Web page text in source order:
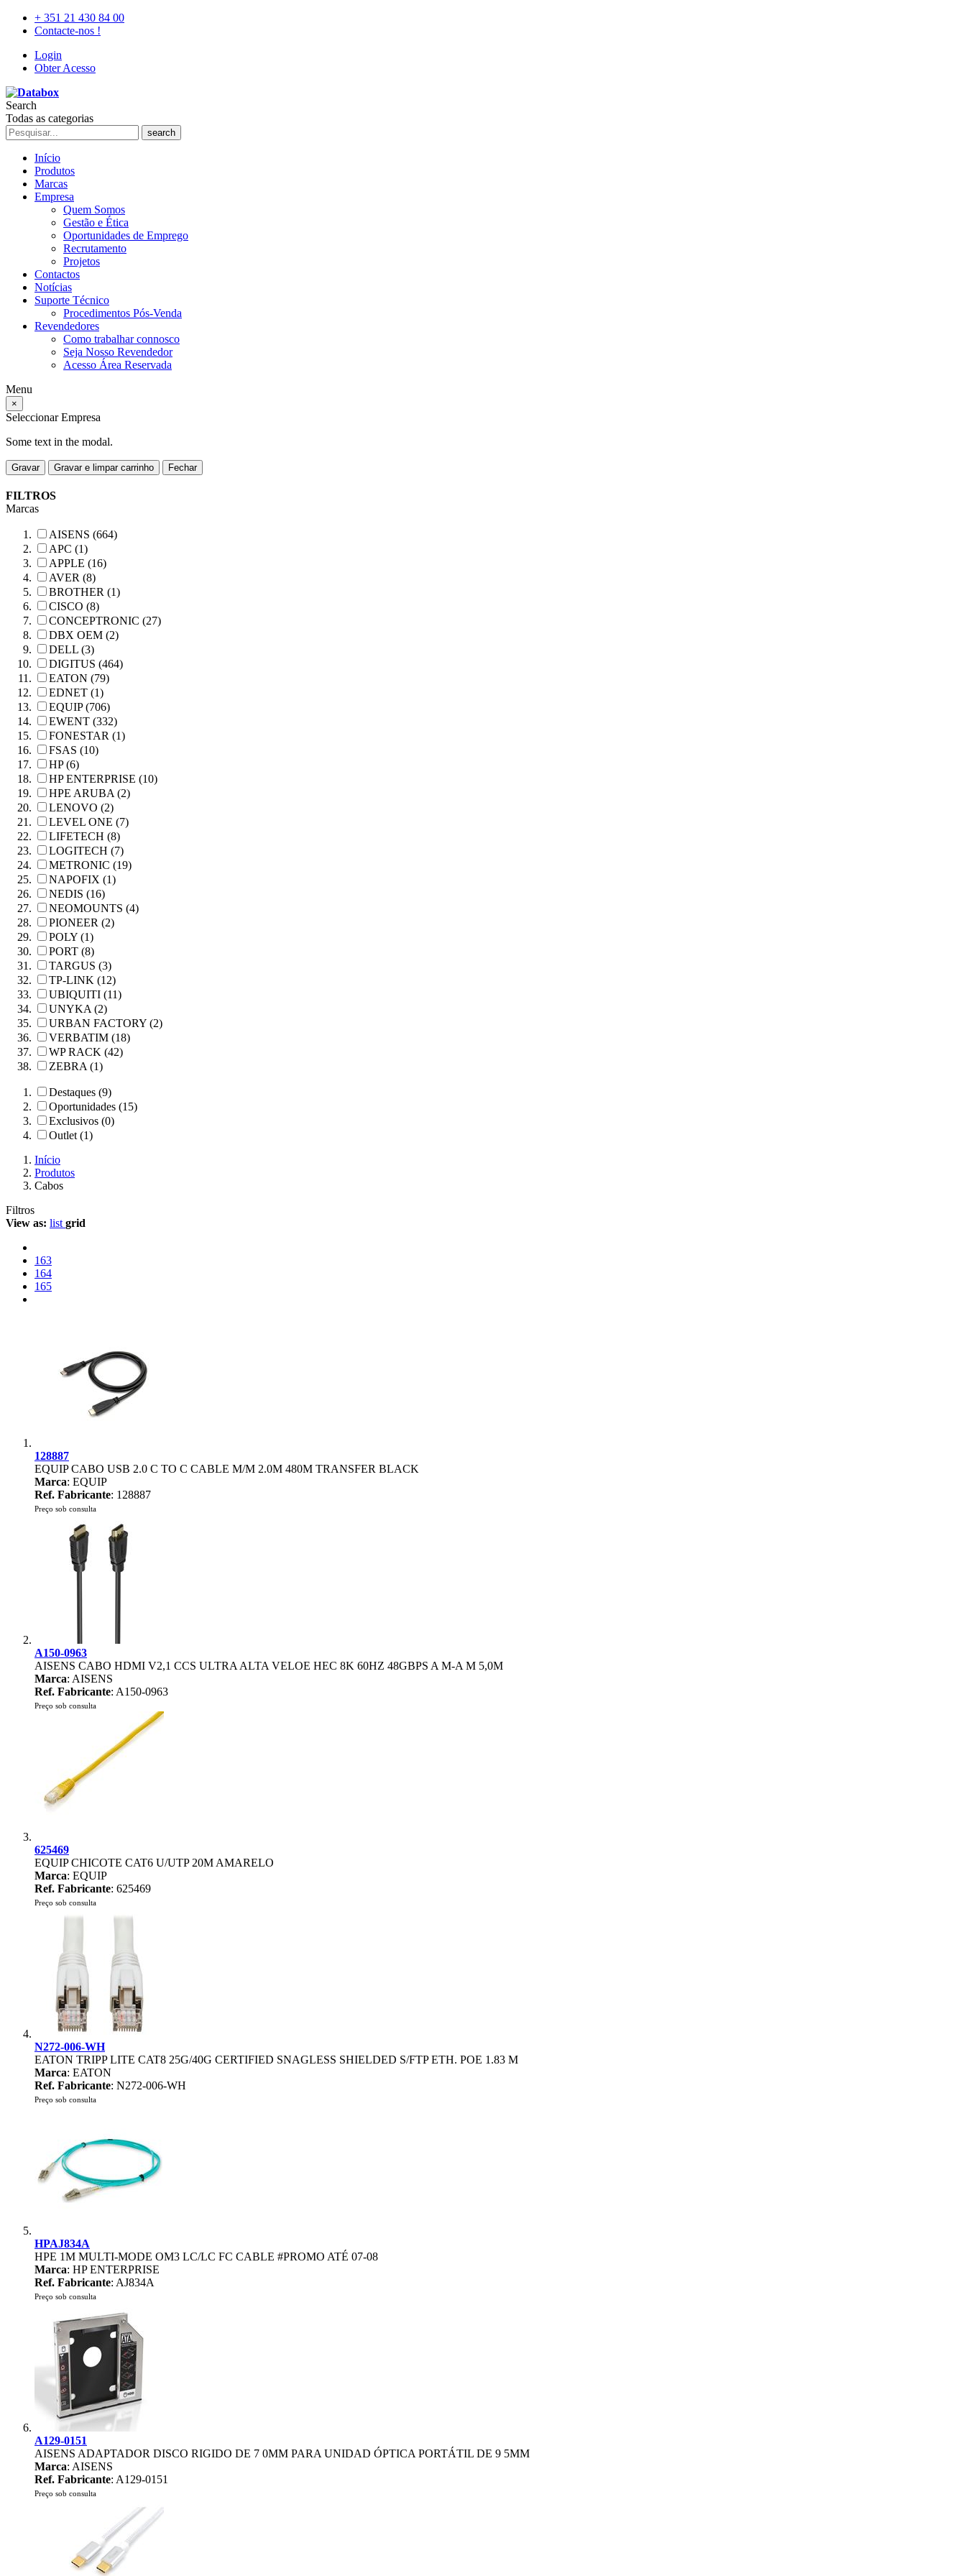
+ 351 21 430 84 00
Contacte-nos !
Login
Obter Acesso
Search
Todas as categorias
search
Início
Produtos
Marcas
Empresa
Quem Somos
Gestão e Ética
Oportunidades de Emprego
Recrutamento
Projetos
Contactos
Notícias
Suporte Técnico
Procedimentos Pós-Venda
Revendedores
Como trabalhar connosco
Seja Nosso Revendedor
Acesso Área Reservada
Menu
×
Seleccionar Empresa
Some text in the modal.
Gravar Gravar e limpar carrinho Fechar
FILTROS
Marcas
AISENS (664)
APC (1)
APPLE (16)
AVER (8)
BROTHER (1)
CISCO (8)
CONCEPTRONIC (27)
DBX OEM (2)
DELL (3)
DIGITUS (464)
EATON (79)
EDNET (1)
EQUIP (706)
EWENT (332)
FONESTAR (1)
FSAS (10)
HP (6)
HP ENTERPRISE (10)
HPE ARUBA (2)
LENOVO (2)
LEVEL ONE (7)
LIFETECH (8)
LOGITECH (7)
METRONIC (19)
NAPOFIX (1)
NEDIS (16)
NEOMOUNTS (4)
PIONEER (2)
POLY (1)
PORT (8)
TARGUS (3)
TP-LINK (12)
UBIQUITI (11)
UNYKA (2)
URBAN FACTORY (2)
VERBATIM (18)
WP RACK (42)
ZEBRA (1)
Destaques (9)
Oportunidades (15)
Exclusivos (0)
Outlet (1)
Início
Produtos
Cabos
Filtros
View as: list grid
163
164
165
128887
EQUIP CABO USB 2.0 C TO C CABLE M/M 2.0M 480M TRANSFER BLACK
Marca: EQUIP
Ref. Fabricante: 128887
Preço sob consulta
A150-0963
AISENS CABO HDMI V2,1 CCS ULTRA ALTA VELOE HEC 8K 60HZ 48GBPS A M-A M 5,0M
Marca: AISENS
Ref. Fabricante: A150-0963
Preço sob consulta
625469
EQUIP CHICOTE CAT6 U/UTP 20M AMARELO
Marca: EQUIP
Ref. Fabricante: 625469
Preço sob consulta
N272-006-WH
EATON TRIPP LITE CAT8 25G/40G CERTIFIED SNAGLESS SHIELDED S/FTP ETH. POE 1.83 M
Marca: EATON
Ref. Fabricante: N272-006-WH
Preço sob consulta
HPAJ834A
HPE 1M MULTI-MODE OM3 LC/LC FC CABLE #PROMO ATÉ 07-08
Marca: HP ENTERPRISE
Ref. Fabricante: AJ834A
Preço sob consulta
A129-0151
AISENS ADAPTADOR DISCO RIGIDO DE 7 0MM PARA UNIDAD ÓPTICA PORTÁTIL DE 9 5MM
Marca: AISENS
Ref. Fabricante: A129-0151
Preço sob consulta